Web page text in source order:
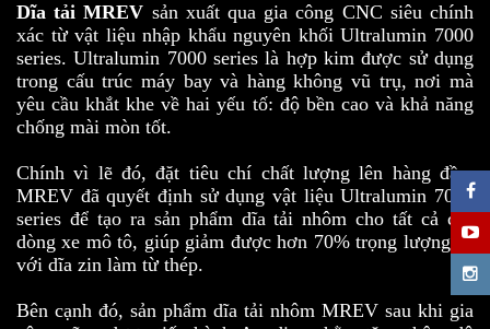
Dĩa tải MREV sản xuất qua gia công CNC siêu chính
xác từ vật liệu nhập khẩu nguyên khối Ultralumin 7000
series. Ultralumin 7000 series là hợp kim được sử dụng
trong cấu trúc máy bay và hàng không vũ trụ, nơi mà
yêu cầu khắt khe về hai yếu tố: độ bền cao và khả năng
chống mài mòn tốt.
Chính vì lẽ đó, đặt tiêu chí chất lượng lên hàng đầu,
MREV đã quyết định sử dụng vật liệu Ultralumin 7000
series để tạo ra sản phẩm dĩa tải nhôm cho tất cả các
dòng xe mô tô, giúp giảm được hơn 70% trọng lượng so
với dĩa zin làm từ thép.
Bên cạnh đó, sản phẩm dĩa tải nhôm MREV sau khi gia